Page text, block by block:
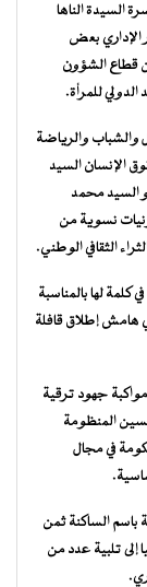
السيدة الناها
الإداري بعض
قطاع الشؤون
للمرأة.
والشباب والرياضة
الإنسان السيد
السيد محمد
نسوية من
الثقافي الوطني.
لها بالمناسبة
هامش إطلاق قافلة
جهود ترقية
المنظومة
في مجال
باسم الساكنة ثمن
إلى تلبية عدد من